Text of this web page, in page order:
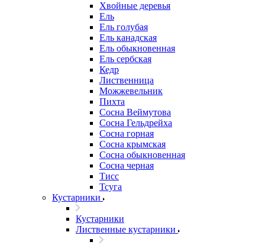
Хвойные деревья
Ель
Ель голубая
Ель канадская
Ель обыкновенная
Ель сербская
Кедр
Лиственница
Можжевельник
Пихта
Сосна Веймутова
Сосна Гельдрейха
Сосна горная
Сосна крымская
Сосна обыкновенная
Сосна черная
Тисс
Тсуга
Кустарники
Кустарники
Лиственные кустарники